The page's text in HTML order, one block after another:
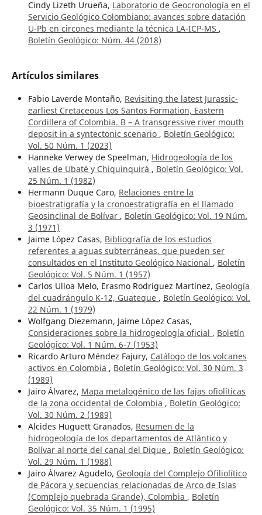
Cindy Lizeth Urueña, Laboratorio de Geocronología en el
Servicio Geológico Colombiano: avances sobre datación
U-Pb en circones mediante la técnica LA-ICP-MS ,
Boletín Geológico: Núm. 44 (2018)
Artículos similares
Fabio Laverde Montaño, Revisiting the latest Jurassic-
earliest Cretaceous Los Santos Formation, Eastern
Cordillera of Colombia. B – A transgressive river mouth
deposit in a syntectonic scenario , Boletín Geológico:
Vol. 50 Núm. 1 (2023)
Hanneke Verwey de Speelman, Hidrogeología de los
valles de Ubaté y Chiquinquirá , Boletín Geológico: Vol.
25 Núm. 1 (1982)
Hermann Duque Caro, Relaciones entre la
bioestratigrafía y la cronoestratigrafía en el llamado
Geosinclinal de Bolívar , Boletín Geológico: Vol. 19 Núm.
3 (1971)
Jaime López Casas, Bibliografía de los estudios
referentes a aguas subterráneas, que pueden ser
consultados en el Instituto Geológico Nacional , Boletín
Geológico: Vol. 5 Núm. 1 (1957)
Carlos Ulloa Melo, Erasmo Rodríguez Martínez, Geología
del cuadrángulo K-12, Guateque , Boletín Geológico: Vol.
22 Núm. 1 (1979)
Wolfgang Diezemann, Jaime López Casas,
Consideraciones sobre la hidrogeología oficial , Boletín
Geológico: Vol. 1 Núm. 6-7 (1953)
Ricardo Arturo Méndez Fajury, Catálogo de los volcanes
activos en Colombia , Boletín Geológico: Vol. 30 Núm. 3
(1989)
Jairo Álvarez, Mapa metalogénico de las fajas ofiolíticas
de la zona occidental de Colombia , Boletín Geológico:
Vol. 30 Núm. 2 (1989)
Alcides Huguett Granados, Resumen de la
hidrogeología de los departamentos de Atlántico y
Bolívar al norte del canal del Dique , Boletín Geológico:
Vol. 29 Núm. 1 (1988)
Jairo Álvarez Agudelo, Geología del Complejo Ofiliolítico
de Pácora y secuencias relacionadas de Arco de Islas
(Complejo quebrada Grande), Colombia , Boletín
Geológico: Vol. 35 Núm. 1 (1995)